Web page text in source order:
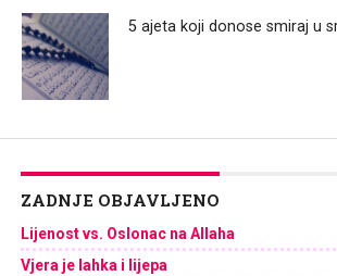
5 ajeta koji donose smiraj u
ZADNJE OBJAVLJENO
Lijenost vs. Oslonac na Allaha
Vjera je lahka i lijepa